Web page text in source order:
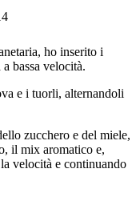
ho inserito i
bassa velocità.
e i tuorli, alternandoli
zucchero e del miele,
il mix aromatico e,
velocità e continuando